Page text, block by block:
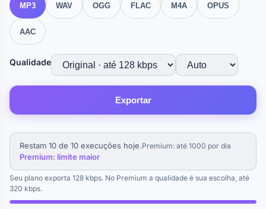
MP3 WAV OGG FLAC M4A OPUS
AAC
Qualidade
Exportar
Restam 10 de 10 execuções hoje.Premium: até 1000 por dia
Premium: limite maior
Seu plano exporta 128 kbps. No Premium a qualidade é sua escolha, até
320 kbps.